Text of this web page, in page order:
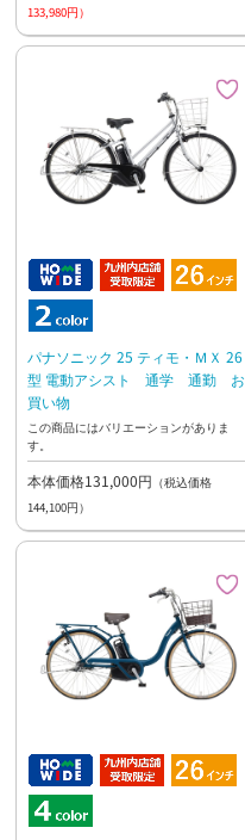
133,980円）
パナソニック 25 ティモ・ＭＸ 26
型 電動アシスト 通学 通勤 お
買い物
この商品にはバリエーションがありま
す。
本体価格131,000円 （税込価格
144,100円）